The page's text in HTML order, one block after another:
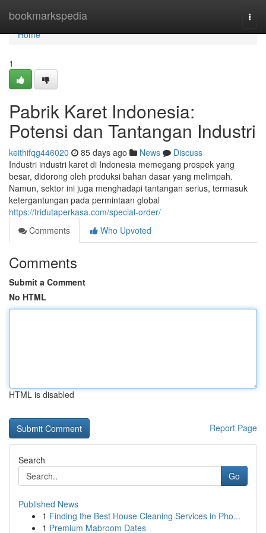
bookmarkspedia
Home
Home
1
Pabrik Karet Indonesia:
Potensi dan Tantangan Industri
keithifqg446020 85 days ago News
Discuss
Industri industri karet di Indonesia memegang prospek yang
besar, didorong oleh produksi bahan dasar yang melimpah.
Namun, sektor ini juga menghadapi tantangan serius, termasuk
ketergantungan pada permintaan global
https://tridutaperkasa.com/special-order/
Comments
Who Upvoted
Comments
Submit a Comment
No HTML
HTML is disabled
Report Page
Search
Go
Published News
1 Finding the Best House Cleaning Services in Pho...
1 Premium Mabroom Dates